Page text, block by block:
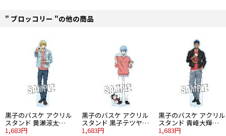
" ブロッコリー "の他の商品
黒子のバスケ アクリル
スタンド 黄瀬涼太
Strawberry Ver.
1,683円
黒子のバスケ アクリル
スタンド 黒子テツヤ
Strawberry Ver.
1,683円
黒子のバスケ アクリル
スタンド 青峰大輝
Strawberry Ver.
1,683円